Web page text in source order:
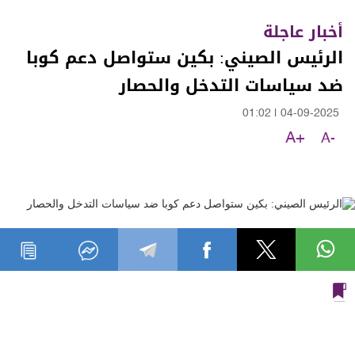
أخبار عاجلة
الرئيس الصيني: بكين ستواصل دعم كوبا
ضد سياسات التدخل والحصار
04-09-2025
01:02
A-
A+